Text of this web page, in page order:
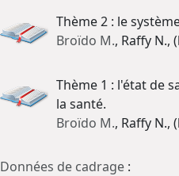
Thème 2 : le
Broïdo M., Raffy N.,
Thème 1 : l'état de
la santé.
Broïdo M., Raffy N.,
Données de cadrage :